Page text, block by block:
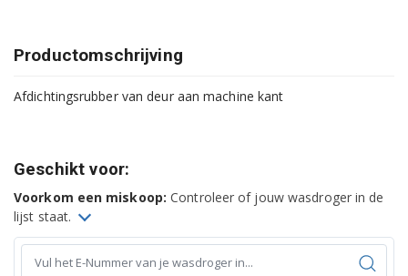
Productomschrijving
Afdichtingsrubber van deur aan machine kant
Geschikt voor:
Voorkom een miskoop: Controleer of jouw wasdroger in de
lijst staat.